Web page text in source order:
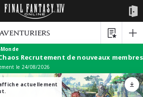
Recrutement de nouveaux membres
le 24/08/2026
actuellement